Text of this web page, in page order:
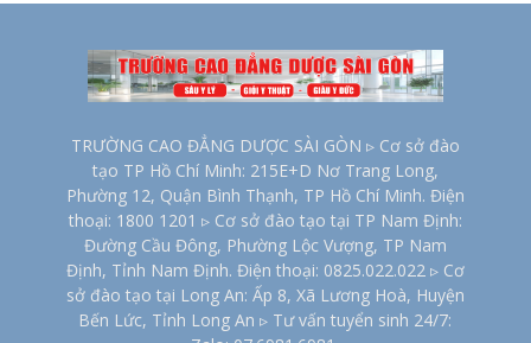
TRƯỜNG CAO ĐẲNG DƯỢC SÀI GÒN ▹ Cơ sở đào
tạo TP Hồ Chí Minh: 215E+D Nơ Trang Long,
Phường 12, Quận Bình Thạnh, TP Hồ Chí Minh. Điện
thoại: 1800 1201 ▹ Cơ sở đào tạo tại TP Nam Định:
Đường Cầu Đông, Phường Lộc Vượng, TP Nam
Định, Tỉnh Nam Định. Điện thoại: 0825.022.022 ▹ Cơ
sở đào tạo tại Long An: Ấp 8, Xã Lương Hoà, Huyện
Bến Lức, Tỉnh Long An ▹ Tư vấn tuyển sinh 24/7: